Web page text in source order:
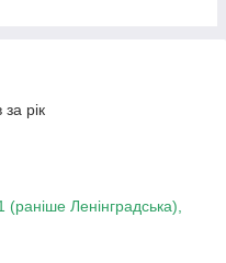
рік
(раніше Ленінградська),